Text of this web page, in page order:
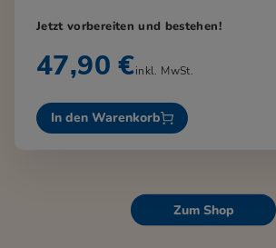
Jetzt vorbereiten und bestehen!
47,90 €inkl. MwSt.
In den Warenkorb
Zum Shop